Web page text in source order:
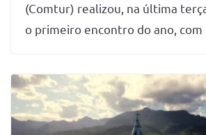
(Comtur) realizou, na última
o primeiro encontro do ano, com